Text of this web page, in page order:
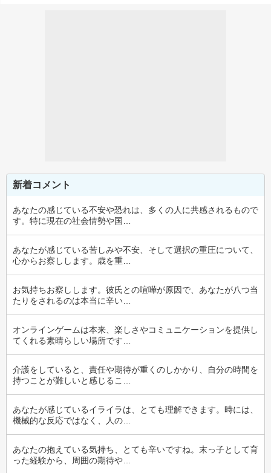
新着コメント
あなたの感じている不安や恐れは、多くの人に共感されるもので
す。特に現在の社会情勢や国…
あなたが感じている苦しみや不安、そして選択の重圧について、
心からお察しします。歳を重…
お気持ちお察しします。彼氏との喧嘩が原因で、あなたが八つ当
たりをされるのは本当に辛い…
オンラインゲームは本来、楽しさやコミュニケーションを提供し
てくれる素晴らしい場所です…
介護をしていると、責任や期待が重くのしかかり、自分の時間を
持つことが難しいと感じるこ…
あなたが感じているイライラは、とても理解できます。時には、
機械的な反応ではなく、人の…
あなたの抱えている気持ち、とても辛いですね。末っ子として育
った経験から、周囲の期待や…